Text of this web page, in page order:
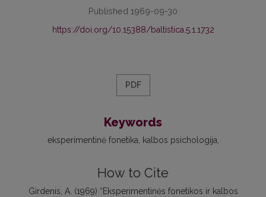
Published 1969-09-30
https://doi.org/10.15388/baltistica.5.1.1732
PDF
Keywords
eksperimentinė fonetika kalbos psichologija
How to Cite
Girdenis, A. (1969) “Eksperimentinės fonetikos ir kalbos